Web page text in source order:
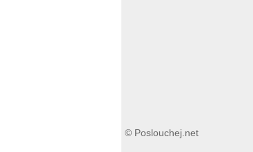
© Poslouchej.net